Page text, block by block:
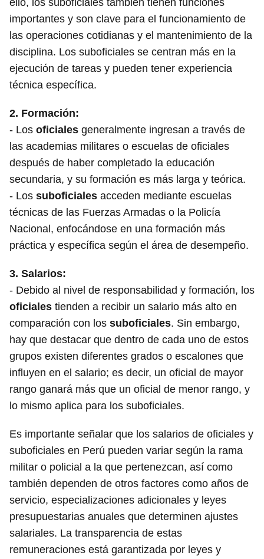
importantes y son clave para el funcionamiento de
las operaciones cotidianas y el mantenimiento de la
disciplina. Los suboficiales se centran más en la
ejecución de tareas y pueden tener experiencia
técnica específica.
2. Formación:
- Los oficiales generalmente ingresan a través de
las academias militares o escuelas de oficiales
después de haber completado la educación
secundaria, y su formación es más larga y teórica.
- Los suboficiales acceden mediante escuelas
técnicas de las Fuerzas Armadas o la Policía
Nacional, enfocándose en una formación más
práctica y específica según el área de desempeño.
3. Salarios:
- Debido al nivel de responsabilidad y formación, los
oficiales tienden a recibir un salario más alto en
comparación con los suboficiales. Sin embargo,
hay que destacar que dentro de cada uno de estos
grupos existen diferentes grados o escalones que
influyen en el salario; es decir, un oficial de mayor
rango ganará más que un oficial de menor rango, y
lo mismo aplica para los suboficiales.
Es importante señalar que los salarios de oficiales y
suboficiales en Perú pueden variar según la rama
militar o policial a la que pertenezcan, así como
también dependen de otros factores como años de
servicio, especializaciones adicionales y leyes
presupuestarias anuales que determinen ajustes
salariales. La transparencia de estas
remuneraciones está garantizada por leyes y